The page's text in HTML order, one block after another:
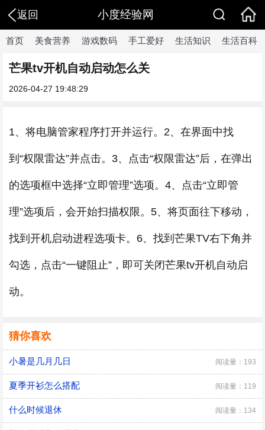
返回 小度经验网
首页 美食营养 游戏数码 手工爱好 生活知识 生活百科
芒果tv开机自动启动怎么关
2026-04-27 19:48:29
1、将电脑管家程序打开并运行。2、在界面中找
到“权限雷达”并点击。3、点击“权限雷达”后，在弹出
的选项框中选择“立即管理”选项。4、点击“立即管
理”选项后，会开始扫描权限。5、将页面往下移动，
找到开机启动进程选项卡。6、找到芒果TV右下角并
勾选，点击“一键阻止”，即可关闭芒果tv开机自动启
动。
猜你喜欢
小暑是几月几日 阅读量：193
夏季开衫怎么搭配 阅读量：119
什么时候退休 阅读量：134